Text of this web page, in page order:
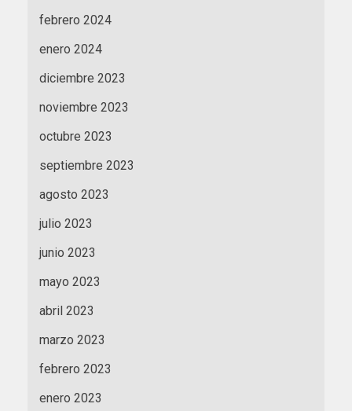
febrero 2024
enero 2024
diciembre 2023
noviembre 2023
octubre 2023
septiembre 2023
agosto 2023
julio 2023
junio 2023
mayo 2023
abril 2023
marzo 2023
febrero 2023
enero 2023